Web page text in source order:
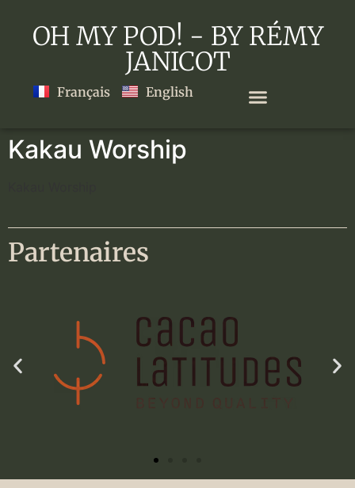
OH MY POD! - BY RÉMY
JANICOT
Français English
Kakau Worship
Partenaires